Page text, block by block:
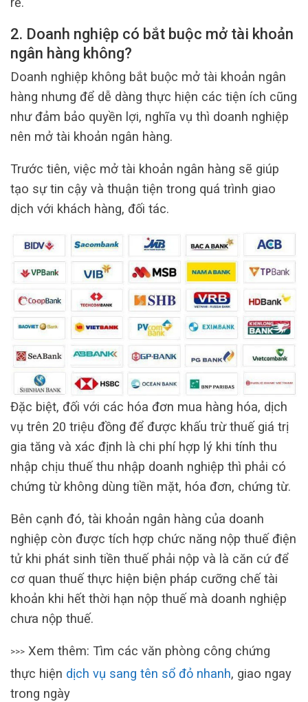
2. Doanh nghiệp có bắt buộc mở tài khoản
ngân hàng không?
Doanh nghiệp không bắt buộc mở tài khoản ngân
hàng nhưng để dễ dàng thực hiện các tiện ích cũng
như đảm bảo quyền lợi, nghĩa vụ thì doanh nghiệp
nên mở tài khoản ngân hàng.
Trước tiên, việc mở tài khoản ngân hàng sẽ giúp
tạo sự tin cậy và thuận tiện trong quá trình giao
dịch với khách hàng, đối tác.
Đặc biệt, đối với các hóa đơn mua hàng hóa, dịch
vụ trên 20 triệu đồng để được khấu trừ thuế giá trị
gia tăng và xác định là chi phí hợp lý khi tính thu
nhập chịu thuế thu nhập doanh nghiệp thì phải có
chứng từ không dùng tiền mặt, hóa đơn, chứng từ.
Bên cạnh đó, tài khoản ngân hàng của doanh
nghiệp còn được tích hợp chức năng nộp thuế điện
tử khi phát sinh tiền thuế phải nộp và là căn cứ để
cơ quan thuế thực hiện biện pháp cưỡng chế tài
khoản khi hết thời hạn nộp thuế mà doanh nghiệp
chưa nộp thuế.
>>> Xem thêm: Tìm các văn phòng công chứng
thực hiện dịch vụ sang tên sổ đỏ nhanh, giao ngay
trong ngày